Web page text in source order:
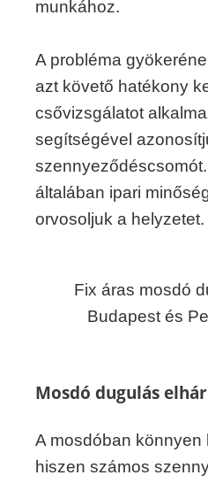
munkához.
A probléma
azt követő hatékony
csővizsgálatot
segítségével
általában ipari
orvosoljuk a helyzetet.
Fix áras mosdó
Budapest és
Mosdó dugulás
A mosdóban könnyen
hiszen számos